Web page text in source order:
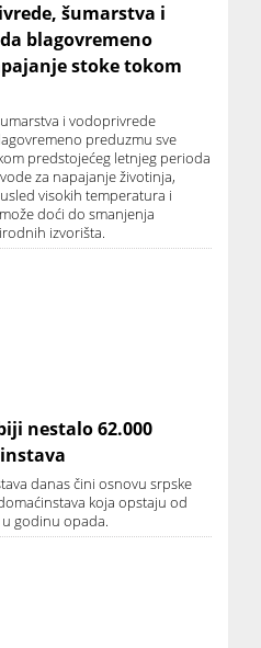
šumarstva i
blagovremeno
stoke tokom
i vodoprivrede
preduzmu sve
predstojećeg letnjeg perioda
za napajanje životinja,
visokih temperatura i
doći do smanjenja
izvorišta.
nestalo 62.000
danas čini osnovu srpske
koja opstaju od
godinu opada.